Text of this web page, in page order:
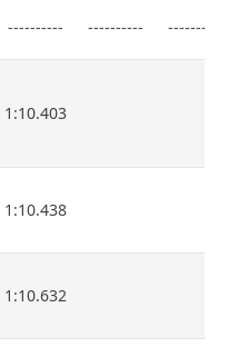
---------- ---------- ----------
1:10.403
1:10.438
1:10.632